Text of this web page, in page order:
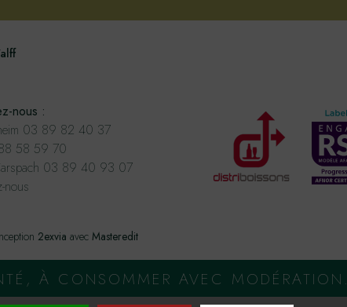
nous :
03 89 82 40 37
58 59 70
03 89 40 93 07
nous
2exvia avec Masteredit
À CONSOMMER AVEC MODÉRATION.